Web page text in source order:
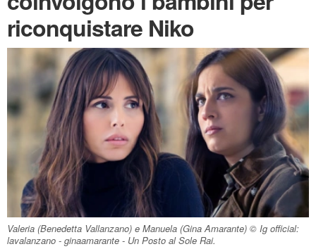
riconquistare Niko
Valeria (Benedetta Vallanzano) e Manuela (Gina Amarante) © Ig official:
lavalanzano - ginaamarante - Un Posto al Sole Rai.